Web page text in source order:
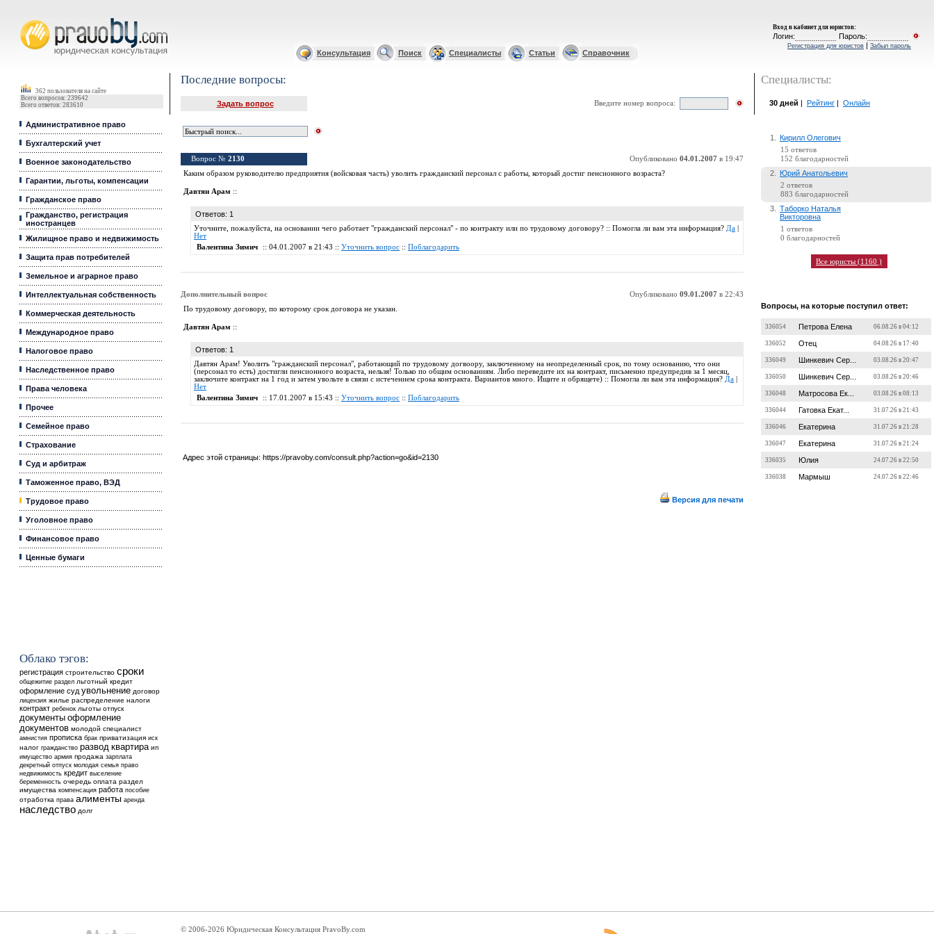
Вход в кабинет для юристов:
Логин: Пароль:
Регистрация для юристов | Забыл пароль
Консультация Поиск Специалисты Статьи Справочник
362 пользователя на сайте
Всего вопросов: 239642
Всего ответов: 283610
Административное право
Бухгалтерский учет
Военное законодательство
Гарантии, льготы, компенсации
Гражданское право
Гражданство, регистрация
иностранцев
Жилищное право и недвижимость
Защита прав потребителей
Земельное и аграрное право
Интеллектуальная собственность
Коммерческая деятельность
Международное право
Налоговое право
Наследственное право
Права человека
Прочее
Семейное право
Страхование
Суд и арбитраж
Таможенное право, ВЭД
Трудовое право
Уголовное право
Финансовое право
Ценные бумаги
Облако тэгов:
регистрация строительство сроки
общежитие раздел льготный кредит
оформление суд увольнение договор
лицензия жилье распределение налоги
контракт ребенок льготы отпуск
документы оформление
документов молодой специалист
амнистия прописка брак приватизация иск
налог гражданство развод квартира ип
имущество армия продажа зарплата
декретный отпуск молодая семья право
недвижимость кредит выселение
беременность очередь оплата раздел
имущества компенсация работа пособие
отработка права алименты аренда
наследство долг
Последние вопросы:
Задать вопрос Введите номер вопроса:
Вопрос № 2130 Опубликовано 04.01.2007 в 19:47
Каким образом руководителю предприятия (войсковая часть) уволить гражданский персонал с работы, который достиг пенсионного возраста?
Давтян Арам ::
Ответов: 1
Уточните, пожалуйста, на основании чего работает "гражданский персонал" - по контракту или по трудовому договору? :: Помогла ли вам эта информация? Да
Нет
Валентина Зимич
:: 04.01.2007 в 21:43 :: Уточнить вопрос :: Поблагодарить
Дополнительный вопрос Опубликовано 09.01.2007 в 22:43
По трудовому договору, по которому срок договора не указан.
Давтян Арам ::
Ответов: 1
Давтян Арам! Уволить "гражданский персонал", работающий по трудовому догвоору, заключенному на неопределенный срок, по тому основанию, что они
(персонал то есть) достигли пенсионного возраста, нельзя! Только по общим основаниям. Либо переведите их на контракт, письменно предупредив за 1 месяц,
заключите контракт на 1 год и затем увольте в связи с истечением срока контракта. Вариантов много. Ищите и обрящете) :: Помогла ли вам эта информация? Да
Нет
Валентина Зимич
:: 17.01.2007 в 15:43 :: Уточнить вопрос :: Поблагодарить
Адрес этой страницы: https://pravoby.com/consult.php?action=go&id=2130
Версия для печати
Специалисты:
30 дней Рейтинг Онлайн
1. Кирилл Олегович
15 ответов
152 благодарностей
2. Юрий Анатольевич
2 ответов
883 благодарностей
3.
Таборко Наталья
Викторовна
1 ответов
0 благодарностей
Все юристы (1160 )
Вопросы, на которые поступил ответ:
336054 Петрова Елена 06.08.26 в 04:12
336052 Отец 04.08.26 в 17:40
336049 Шинкевич Сер... 03.08.26 в 20:47
336050 Шинкевич Сер... 03.08.26 в 20:46
336048 Матросова Ек... 03.08.26 в 08:13
336044 Гатовка Екат... 31.07.26 в 21:43
336046 Екатерина 31.07.26 в 21:28
336047 Екатерина 31.07.26 в 21:24
336035 Юлия 24.07.26 в 22:50
336038 Мармыш 24.07.26 в 22:46
© 2006-2026 Юридическая Консультация PravoBy.com